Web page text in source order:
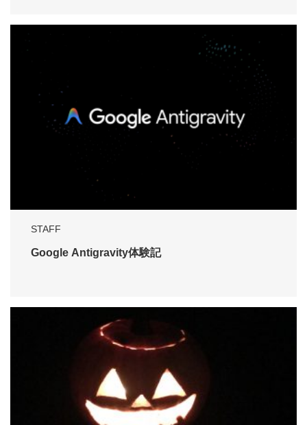
STAFF
Google Antigravity体験記